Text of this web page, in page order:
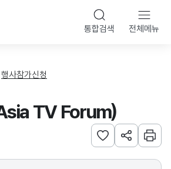
통합검색 전체메뉴
행사참가신청
TV Forum)
관심사 등록하기
URL 공유하
인쇄